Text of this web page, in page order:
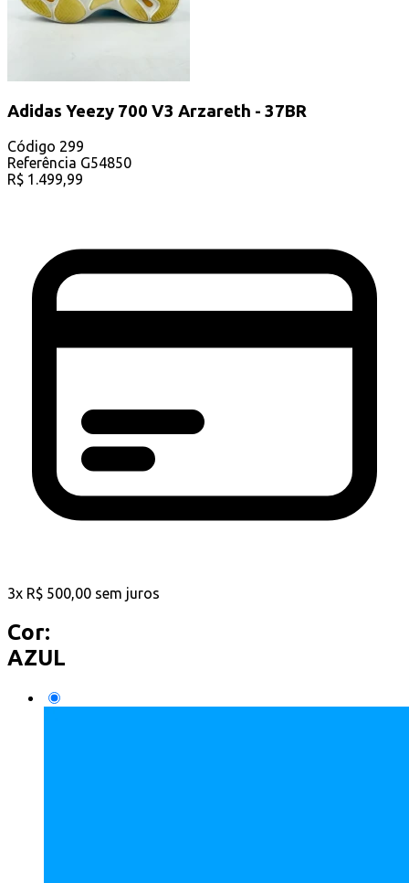
Adidas Yeezy 700 V3 Arzareth - 37BR
Código 299
Referência G54850
R$ 1.499,99
3x R$ 500,00 sem juros
Cor:
AZUL